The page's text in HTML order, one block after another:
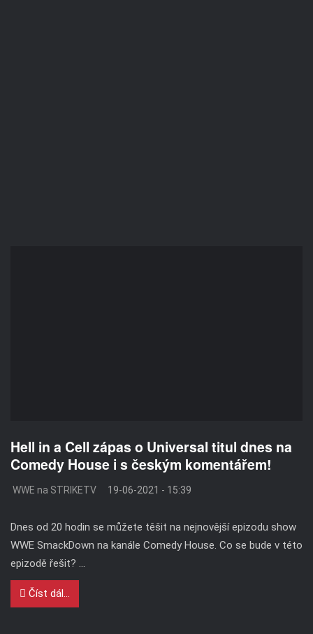
Hell in a Cell zápas o Universal titul dnes na
Comedy House i s českým komentářem!
WWE na STRIKETV 19-06-2021 - 15:39
Dnes od 20 hodin se můžete těšit na nejnovější epizodu show
WWE SmackDown na kanále Comedy House. Co se bude v této
epizodě řešit? ...
Číst dál...